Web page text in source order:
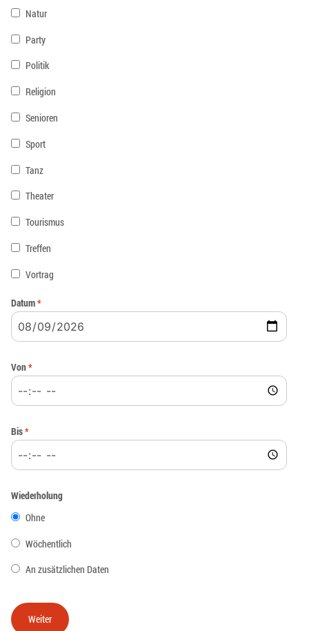
Natur
Party
Politik
Religion
Senioren
Sport
Tanz
Theater
Tourismus
Treffen
Vortrag
Datum*
Von*
Bis*
Wiederholung
Ohne
Wöchentlich
An zusätzlichen Daten